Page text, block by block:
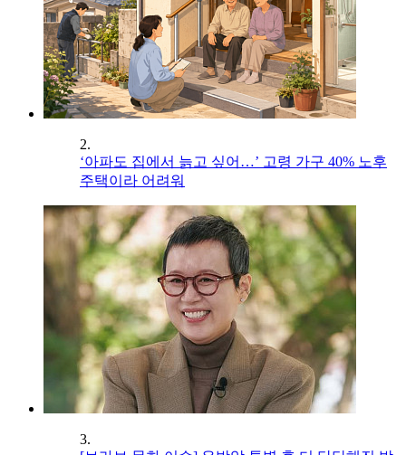
2.
‘아파도 집에서 늙고 싶어…’ 고령 가구 40% 노후
주택이라 어려워
3.